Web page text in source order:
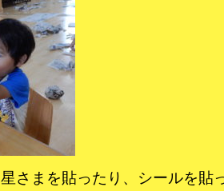
さまを貼ったり、シールを貼